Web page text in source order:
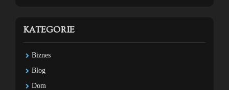
KATEGORIE
Biznes
Blog
Dom